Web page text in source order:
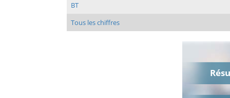
BT
Tous les chiffres